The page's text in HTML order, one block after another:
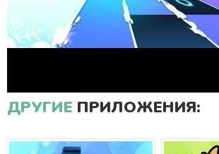
ДРУГИЕ ПРИЛОЖЕНИЯ: